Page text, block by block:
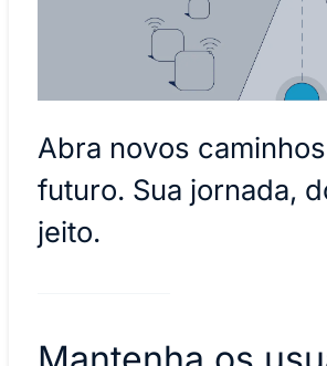
Abra novos
futuro. Sua jornada,
jeito.